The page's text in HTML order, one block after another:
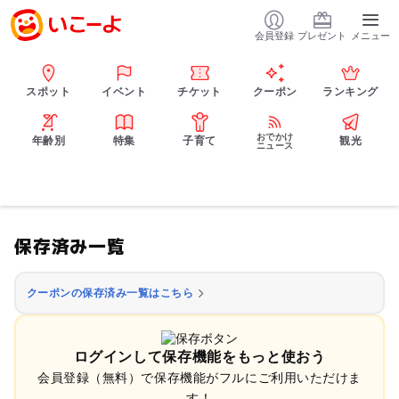
会員登録 プレゼント メニュー
スポット イベント チケット クーポン ランキング
年齢別 特集 子育て
おでかけ
ニュース
観光
保存済み一覧
クーポンの保存済み一覧はこちら
ログインして保存機能をもっと使おう
会員登録（無料）で保存機能がフルにご利用いただけま